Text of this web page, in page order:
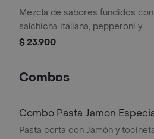
Mezcla de sabores fundidos con
salchicha italiana, pepperoni y
sazonador italiano. No incluye
$ 23.900
Combos
Combo Pasta Jamon
Pasta corta con Jamón y